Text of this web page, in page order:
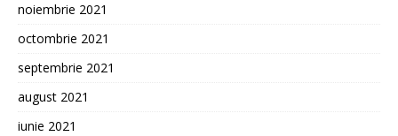
noiembrie 2021
octombrie 2021
septembrie 2021
august 2021
iunie 2021